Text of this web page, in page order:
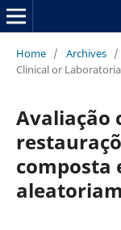
Home / Archives /
Clinical or
Avaliação
composta